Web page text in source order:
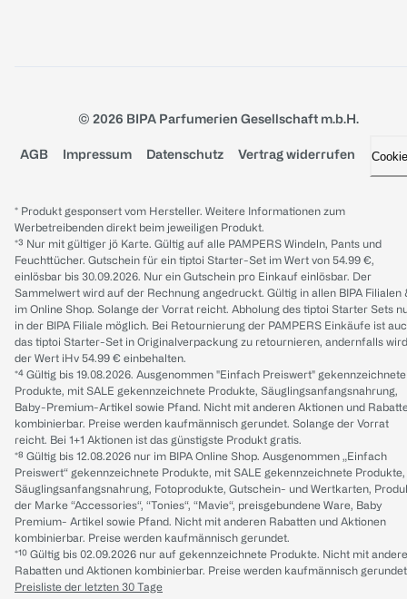
© 2026 BIPA Parfumerien Gesellschaft m.b.H.
AGB Impressum Datenschutz Vertrag widerrufen
* Produkt gesponsert vom Hersteller. Weitere Informationen zum
Werbetreibenden direkt beim jeweiligen Produkt.
*³ Nur mit gültiger jö Karte. Gültig auf alle PAMPERS Windeln, Pants und
Feuchttücher. Gutschein für ein tiptoi Starter-Set im Wert von 54.99 €,
einlösbar bis 30.09.2026. Nur ein Gutschein pro Einkauf einlösbar. Der
Sammelwert wird auf der Rechnung angedruckt. Gültig in allen BIPA Filialen
im Online Shop. Solange der Vorrat reicht. Abholung des tiptoi Starter Sets
in der BIPA Filiale möglich. Bei Retournierung der PAMPERS Einkäufe ist
das tiptoi Starter-Set in Originalverpackung zu retournieren, andernfalls wird
der Wert iHv 54.99 € einbehalten.
*⁴ Gültig bis 19.08.2026. Ausgenommen "Einfach Preiswert" gekennzeichnete
Produkte, mit SALE gekennzeichnete Produkte, Säuglingsanfangsnahrung,
Baby-Premium-Artikel sowie Pfand. Nicht mit anderen Aktionen und
kombinierbar. Preise werden kaufmännisch gerundet. Solange der Vorrat
reicht. Bei 1+1 Aktionen ist das günstigste Produkt gratis.
*⁸ Gültig bis 12.08.2026 nur im BIPA Online Shop. Ausgenommen „Einfach
Preiswert“ gekennzeichnete Produkte, mit SALE gekennzeichnete Produkte,
Säuglingsanfangsnahrung, Fotoprodukte, Gutschein- und Wertkarten,
der Marke “Accessories“, “Tonies“, “Mavie“, preisgebundene Ware, Baby
Premium- Artikel sowie Pfand. Nicht mit anderen Rabatten und Aktionen
kombinierbar. Preise werden kaufmännisch gerundet.
*¹⁰ Gültig bis 02.09.2026 nur auf gekennzeichnete Produkte. Nicht mit
Rabatten und Aktionen kombinierbar. Preise werden kaufmännisch
Preisliste der letzten 30 Tage